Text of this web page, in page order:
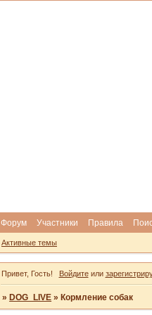
Форум Участники Правила
Активные темы
Привет, Гость! Войдитеили
»DOG_LIVE »Кормление собак